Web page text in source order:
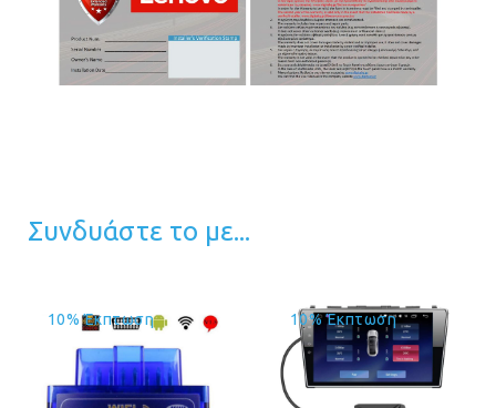
Συνδυάστε το με...
10% Έκπτωση 10% Έκπτωση